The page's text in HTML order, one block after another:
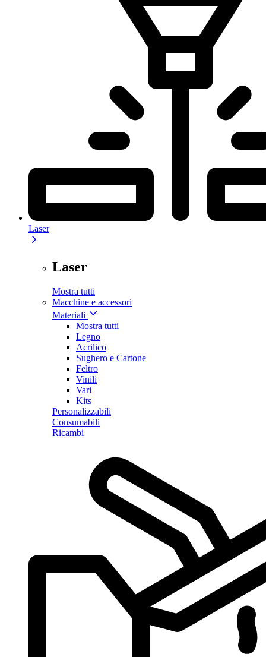
Laser
Laser
Mostra tutti
Macchine e accessori
Materiali
Mostra tutti
Legno
Acrilico
Sughero e Cartone
Feltro
Vinili
Vari
Kits
Personalizzabili
Consumabili
Ricambi